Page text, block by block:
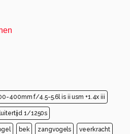
400mm f/4.5-5.6l is ii usm +1.4x iii
1/1250s
bek zangvogels veerkracht